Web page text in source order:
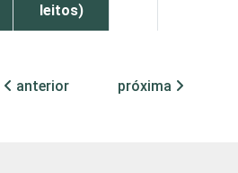
leitos)
Internação
67 32
anterior próxima